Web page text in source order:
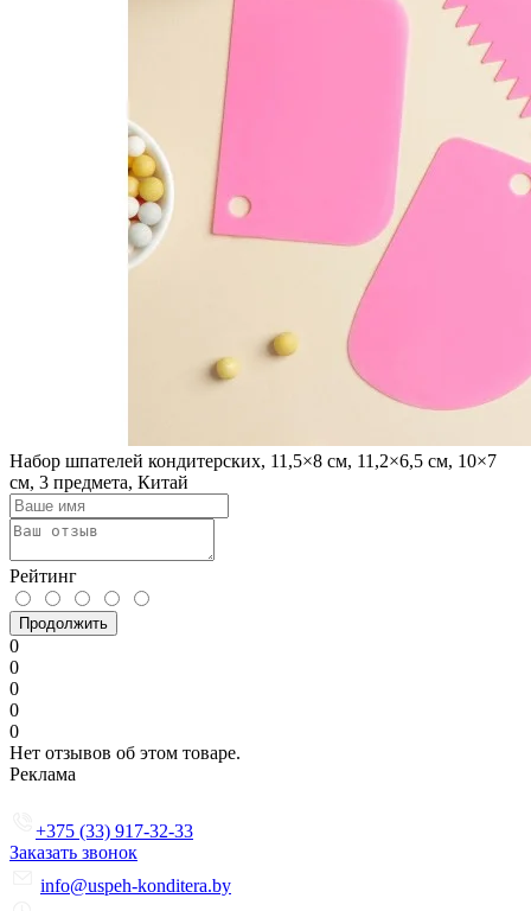
Набор шпателей кондитерских, 11,5×8 см, 11,2×6,5 см, 10×7
см, 3 предмета, Китай
Рейтинг
Продолжить
0
0
0
0
0
Нет отзывов об этом товаре.
Реклама
+375 (33) 917-32-33
Заказать звонок
info@uspeh-konditera.by